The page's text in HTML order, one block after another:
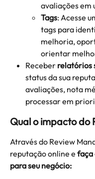
avaliações em
Tags: Acesse
tags para
melhoria,
orientar
Receber relatórios
status da sua
avaliações, nota
processar em
Qual o impacto do
Através do Review
reputação online e faça
para seu negócio: